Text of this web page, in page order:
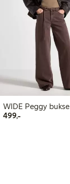
WIDE Peggy bukse
499,-499,00 kr